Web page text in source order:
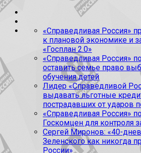
«Справедливая Россия»
к плановой экономике и
«Госплан 2.0»
«Справедливая Россия»
оставить семье право
обучения детей
Лидер «Справедливой
выдавать льготные
пострадавших от ударов
«Справедливая Россия»
Госкомцен для контроля
Сергей Миронов: «40-
Зеленского как никогда
России»